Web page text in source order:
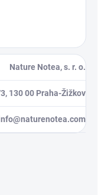
Nature Notea, s. r. o.
130 00 Praha-Žižkov